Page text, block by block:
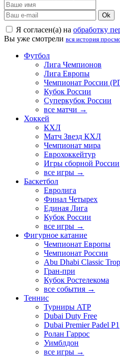
Ok
Я согласен(а) на обработку
Вы уже смотрели вся история
Футбол
Лига Чемпионов
Лига Европы
Чемпионат России
Кубок России
Суперкубок России
все матчи →
Хоккей
КХЛ
Матч Звезд КХЛ
Чемпионат мира
Еврохоккейтур
Игры сборной России
все игры →
Баскетбол
Евролига
Финал Четырех
Единая Лига
Кубок России
все игры →
Фигурное катание
Чемпионат Европы
Чемпионат России
Abu Dhabi Classic
Гран-при
Кубок Ростелекома
все события →
Теннис
Турниры ATP
Dubai Duty Free
Dubai Premier Padel P1
Ролан Гаррос
Уимблдон
все игры →